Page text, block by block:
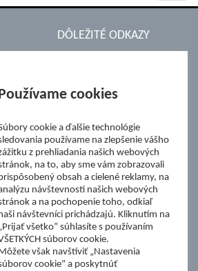
DÔLEŽITÉ ODKAZY
Nadácia Železiarne
ŽP Informatika s.r.o.
ŠK Železiarne Podbrezová
Tále a.s.
cookies
cookie a ďalšie technológie
používame na zlepšenie vášho
z prehliadania našich webových
na to, aby sme vám zobrazovali
obsah a cielené reklamy, na
návštevnosti našich webových
a na pochopenie toho, odkiaľ
návštevníci prichádzajú. Kliknutím na
všetko” súhlasíte s používaním
súborov cookie.
však navštíviť „Nastavenia
cookie” a poskytnúť